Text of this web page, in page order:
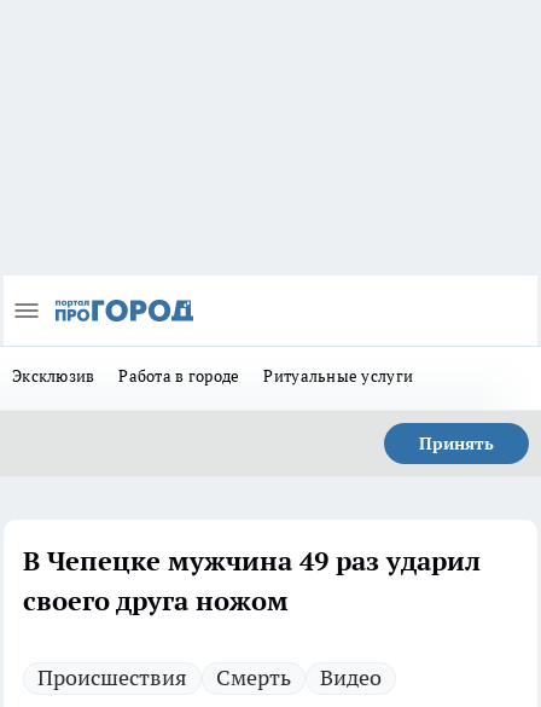
Эксклюзив Работа в городе Ритуальные услуги
Принять
В Чепецке мужчина 49 раз ударил
своего друга ножом
Происшествия Смерть Видео